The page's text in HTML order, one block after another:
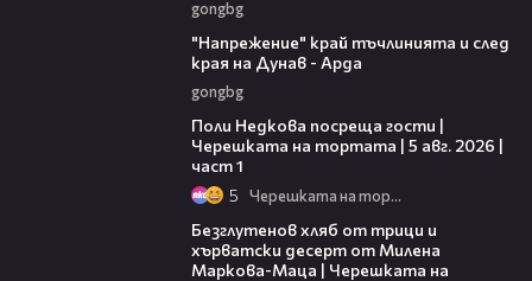
gongbg
"Напрежение" край тъчлинията и след
края на Дунав - Арда
gongbg
Поли Недкова посреща гости |
Черешката на тортата | 5 авг. 2026 |
част 1
5 Черешката на тортата
Безглутенов хляб от трици и
хърватски десерт от Милена
Маркова-Маца | Черешката на